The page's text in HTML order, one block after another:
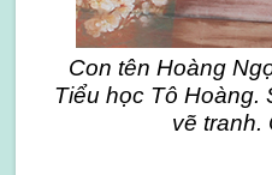
Con tên Hoàng
Tiểu học Tô Hoàng.
vẽ tranh.